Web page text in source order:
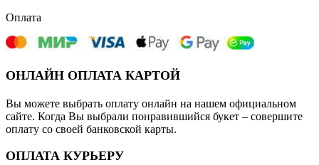
Оплата
ОНЛАЙН ОПЛАТА КАРТОЙ
Вы можете выбрать оплату онлайн на нашем официальном
сайте. Когда Вы выбрали понравившийся букет – совершите
оплату со своей банковской карты.
ОПЛАТА КУРЬЕРУ